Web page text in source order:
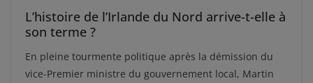
L’histoire de l’Irlande du Nord arrive-t-elle à
son terme ?
En pleine tourmente politique après la démission du
vice-Premier ministre du gouvernement local, Martin